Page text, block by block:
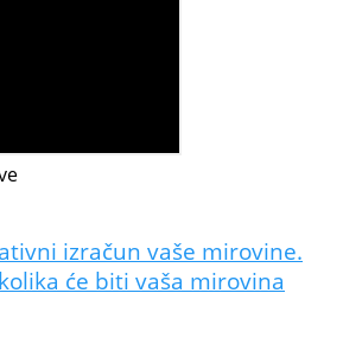
izračun vaše mirovine.
će biti vaša mirovina